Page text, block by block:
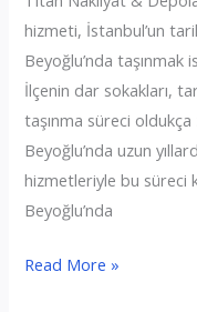
hizmeti, İstanbul’un
Beyoğlu’nda taşınmak
İlçenin dar sokakları,
taşınma süreci
Beyoğlu’nda uzun
hizmetleriyle bu süreci
Beyoğlu’nda
Beyoğlu
Read More »